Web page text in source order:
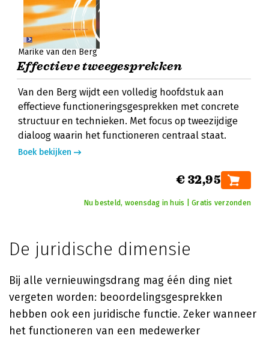
Marike van den Berg
Effectieve tweegesprekken
Van den Berg wijdt een volledig hoofdstuk aan
effectieve functioneringsgesprekken met concrete
structuur en technieken. Met focus op tweezijdige
dialoog waarin het functioneren centraal staat.
Boek bekijken
€ 32,95
Nu besteld, woensdag in huis | Gratis verzonden
De juridische dimensie
Bij alle vernieuwingsdrang mag één ding niet
vergeten worden: beoordelingsgesprekken
hebben ook een juridische functie. Zeker wanneer
het functioneren van een medewerker